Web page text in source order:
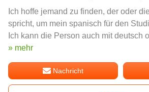
Ich hoffe jemand zu finden, der oder
spricht, um mein spanisch für den
Ich kann die Person auch mit deutsch
» mehr
Nachricht